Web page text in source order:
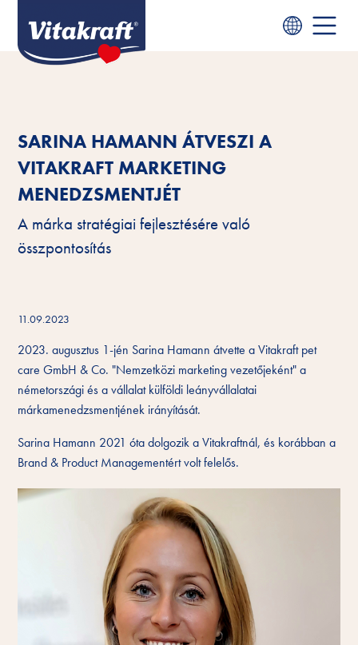
SARINA HAMANN ÁTVESZI A
VITAKRAFT MARKETING
MENEDZSMENTJÉT
A márka stratégiai fejlesztésére való
összpontosítás
11.09.2023
2023. augusztus 1-jén Sarina Hamann átvette a Vitakraft pet
care GmbH & Co. "Nemzetközi marketing vezetőjeként" a
németországi és a vállalat külföldi leányvállalatai
márkamenedzsmentjének irányítását.
Sarina Hamann 2021 óta dolgozik a Vitakraftnál, és korábban a
Brand & Product Managementért volt felelős.